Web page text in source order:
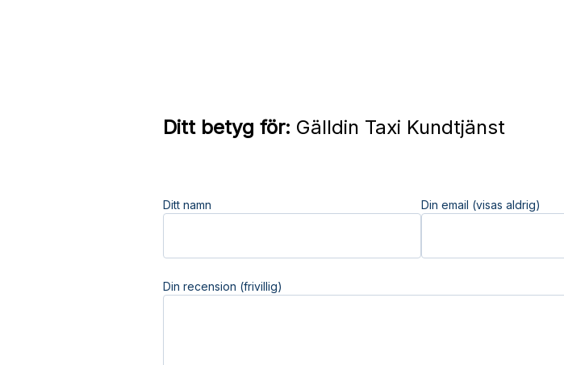
Ditt betyg för: Gälldin Taxi Kundtjänst
Ditt namn Din email (visas aldrig)
Din recension (frivillig)